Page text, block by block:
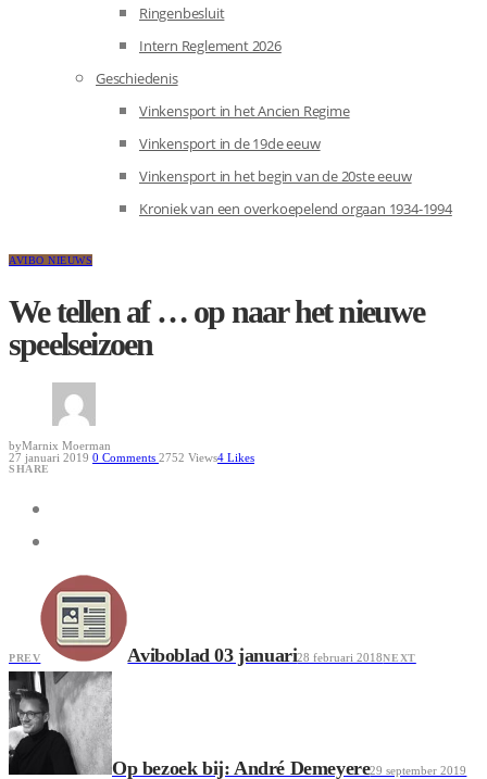
Ringenbesluit
Intern Reglement 2026
Geschiedenis
Vinkensport in het Ancien Regime
Vinkensport in de 19de eeuw
Vinkensport in het begin van de 20ste eeuw
Kroniek van een overkoepelend orgaan 1934-1994
AVIBO NIEUWS
We tellen af … op naar het nieuwe
speelseizoen
byMarnix Moerman
27 januari 2019 0 Comments 2752 Views4 Likes
SHARE
PREV Aviboblad 03 januari28 februari 2018NEXT
Op bezoek bij: André Demeyere29 september 2019